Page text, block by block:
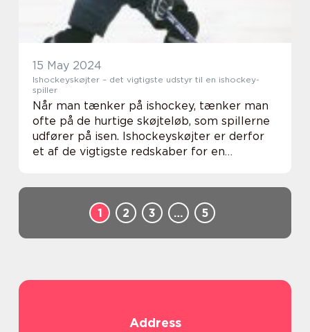
15 May 2024
Ishockeyskøjter – det vigtigste udstyr til en ishockey-
spiller
Når man tænker på ishockey, tænker man
ofte på de hurtige skøjteløb, som spillerne
udfører på isen. Ishockeyskøjter er derfor
et af de vigtigste redskaber for en
1
2 3 … 5
Address